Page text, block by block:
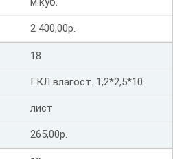
2 400,00р.
18
ГКЛ влагост. 1,2*2,5*10
лист
265,00р.